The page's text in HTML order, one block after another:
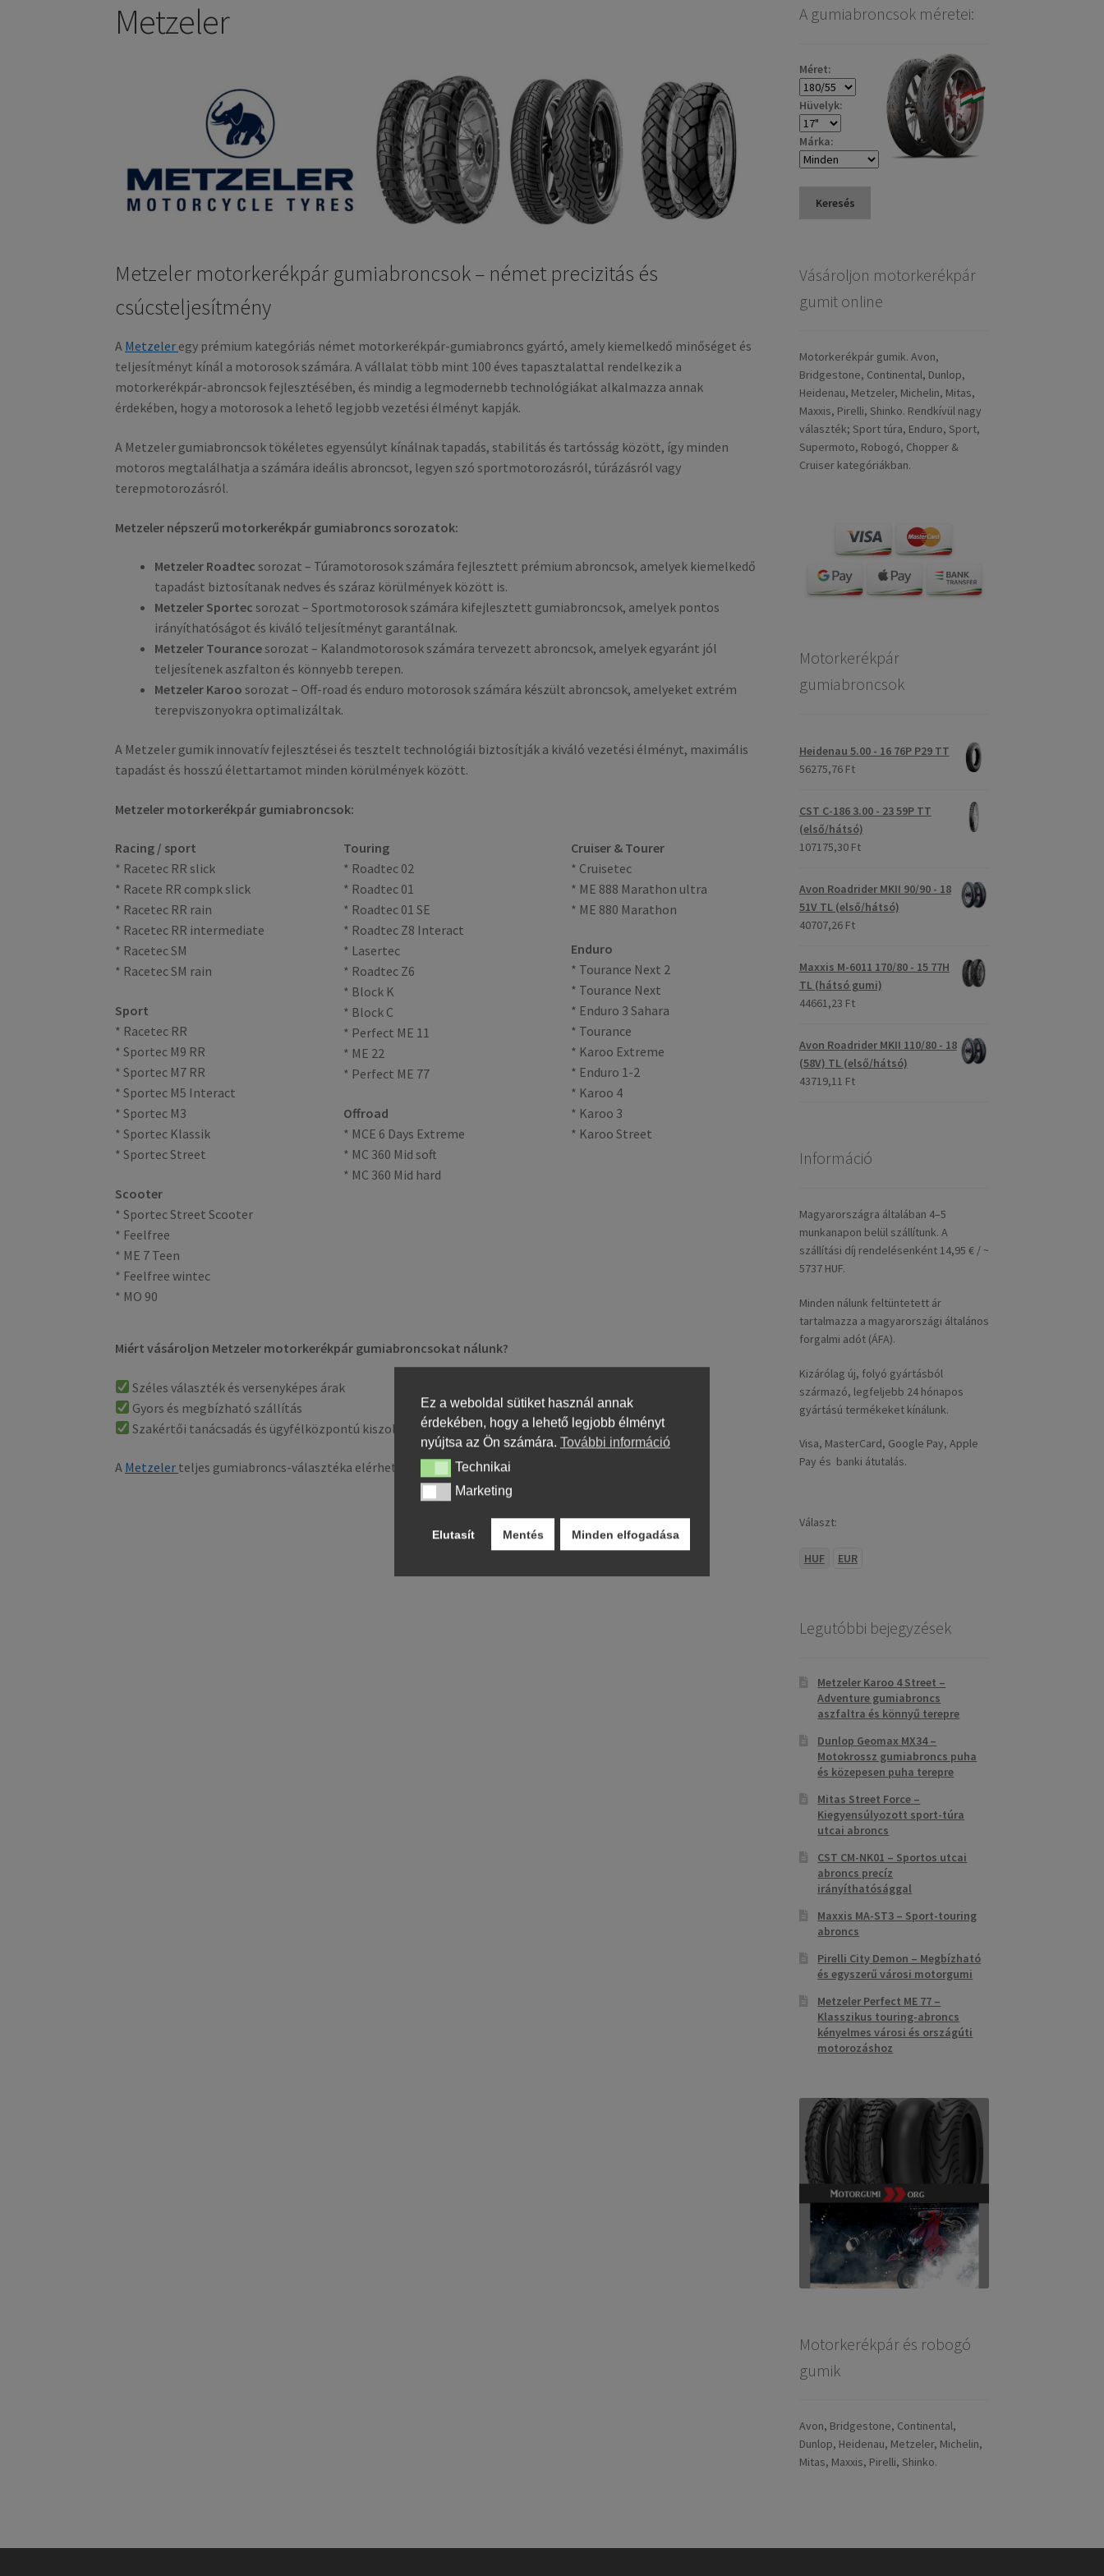
Metzeler
Metzeler motorkerékpár gumiabroncsok – német precizitás és
csúcsteljesítmény
A Metzeler egy prémium kategóriás német motorkerékpár-gumiabroncs gyártó, amely kiemelkedő minőséget és
teljesítményt kínál a motorosok számára. A vállalat több mint 100 éves tapasztalattal rendelkezik a
motorkerékpár-abroncsok fejlesztésében, és mindig a legmodernebb technológiákat alkalmazza annak
érdekében, hogy a motorosok a lehető legjobb vezetési élményt kapják.
A Metzeler gumiabroncsok tökéletes egyensúlyt kínálnak tapadás, stabilitás és tartósság között, így minden
motoros megtalálhatja a számára ideális abroncsot, legyen szó sportmotorozásról, túrázásról vagy
terepmotorozásról.
Metzeler népszerű motorkerékpár gumiabroncs sorozatok:
Metzeler Roadtecsorozat – Túramotorosok számára fejlesztett prémium abroncsok, amelyek kiemelkedő
tapadást biztosítanak nedves és száraz körülmények között is.
Metzeler Sportec sorozat – Sportmotorosok számára kifejlesztett gumiabroncsok, amelyek pontos
irányíthatóságot és kiváló teljesítményt garantálnak.
Metzeler Tourancesorozat – Kalandmotorosok számára tervezett abroncsok, amelyek egyaránt jól
teljesítenek aszfalton és könnyebb terepen.
Metzeler Karoo sorozat – Off-road és enduro motorosok számára készült abroncsok, amelyeket extrém
terepviszonyokra optimalizáltak.
A Metzeler gumik innovatív fejlesztései és tesztelt technológiái biztosítják a kiváló vezetési élményt, maximális
tapadást és hosszú élettartamot minden körülmények között.
Metzeler motorkerékpár gumiabroncsok:
Racing / sport
* Racetec RR slick
* Racete RR compk slick
* Racetec RR rain
* Racetec RR intermediate
* Racetec SM
* Racetec SM rain
Sport
* Racetec RR
* Sportec M9 RR
* Sportec M7 RR
* Sportec M5 Interact
* Sportec M3
* Sportec Klassik
* Sportec Street
Scooter
* Sportec Street Scooter
* Feelfree
* ME 7 Teen
* Feelfree wintec
* MO 90
Touring
* Roadtec 02
* Roadtec 01
* Roadtec 01 SE
* Roadtec Z8 Interact
* Lasertec
* Roadtec Z6
* Block K
* Block C
* Perfect ME 11
* ME 22
* Perfect ME 77
Offroad
* MCE 6 Days Extreme
* MC 360 Mid soft
* MC 360 Mid hard
Cruiser & Tourer
* Cruisetec
* ME 888 Marathon ultra
* ME 880 Marathon
Enduro
* Tourance Next 2
* Tourance Next
* Enduro 3 Sahara
* Tourance
* Karoo Extreme
* Enduro 1-2
* Karoo 4
* Karoo 3
* Karoo Street
Miért vásároljon Metzeler motorkerékpár gumiabroncsokat nálunk?
Széles választék és versenyképes árak
Gyors és megbízható szállítás
Szakértői tanácsadás és ügyfélközpontú kiszolgálás
A Metzeler teljes gumiabroncs-választéka elérhető kiváló áron a Motorgumi.org weboldalon!
A gumiabroncsok méretei:
Méret:
Hüvelyk:
Márka:
Keresés
Vásároljon motorkerékpár
gumit online
Motorkerékpár gumik. Avon,
Bridgestone, Continental, Dunlop,
Heidenau, Metzeler, Michelin, Mitas,
Maxxis, Pirelli, Shinko. Rendkívül nagy
választék; Sport túra, Enduro, Sport,
Supermoto, Robogó, Chopper &
Cruiser kategóriákban.
Motorkerékpár
gumiabroncsok
Heidenau 5.00 - 16 76P P29 TT
56275,76 Ft
CST C-186 3.00 - 23 59P TT
(első/hátsó)
107175,30 Ft
Avon Roadrider MKII 90/90 - 18
51V TL (első/hátsó)
40707,26 Ft
Maxxis M-6011 170/80 - 15 77H
TL (hátsó gumi)
44661,23 Ft
Avon Roadrider MKII 110/80 - 18
(58V) TL (első/hátsó)
43719,11 Ft
Információ
Magyarországra általában 4–5
munkanapon belül szállítunk. A
szállítási díj rendelésenként 14,95 € / ~
5737 HUF.
Minden nálunk feltüntetett ár
tartalmazza a magyarországi általános
forgalmi adót (ÁFA).
Kizárólag új, folyó gyártásból
származó, legfeljebb 24 hónapos
gyártású termékeket kínálunk.
Visa, MasterCard, Google Pay, Apple
Pay és banki átutalás.
Választ:
HUF EUR
Legutóbbi bejegyzések
Metzeler Karoo 4 Street –
Adventure gumiabroncs
aszfaltra és könnyű terepre
Dunlop Geomax MX34 –
Motokrossz gumiabroncs puha
és közepesen puha terepre
Mitas Street Force –
Kiegyensúlyozott sport-túra
utcai abroncs
CST CM-NK01 – Sportos utcai
abroncs precíz
irányíthatósággal
Maxxis MA-ST3 – Sport-touring
abroncs
Pirelli City Demon – Megbízható
és egyszerű városi motorgumi
Metzeler Perfect ME 77 –
Klasszikus touring-abroncs
kényelmes városi és országúti
motorozáshoz
Motorkerékpár és robogó
gumik
Avon, Bridgestone, Continental,
Dunlop, Heidenau, Metzeler, Michelin,
Mitas, Maxxis, Pirelli, Shinko.
Ez a weboldal sütiket használ annak
érdekében, hogy a lehető legjobb élményt
nyújtsa az Ön számára. További információ
TechnikaiTechnikai
MarketingMarketing
Elutasít Mentés Minden elfogadása